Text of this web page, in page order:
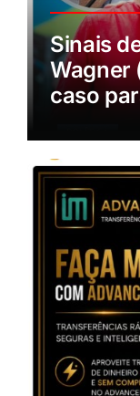
Sinais
Wagner
caso